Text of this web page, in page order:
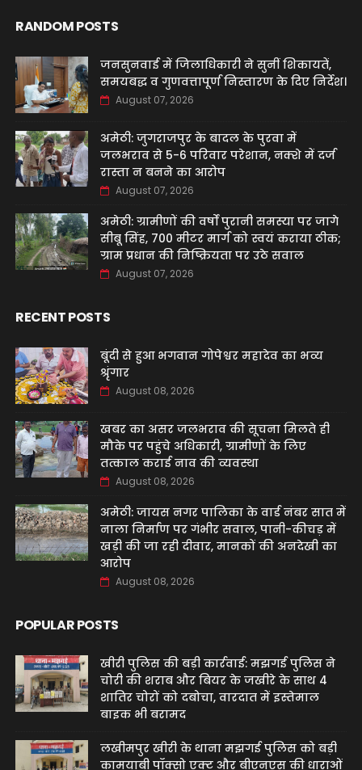
RANDOM POSTS
जनसुनवाई में जिलाधिकारी ने सुनीं शिकायतें,
समयबद्ध व गुणवत्तापूर्ण निस्तारण के दिए निर्देश।
August 07, 2026
अमेठी: जुगराजपुर के बादल के पुरवा में
जलभराव से 5-6 परिवार परेशान, नक्शे में दर्ज
रास्ता न बनने का आरोप
August 07, 2026
अमेठी: ग्रामीणों की वर्षों पुरानी समस्या पर जागे
सीबू सिंह, 700 मीटर मार्ग को स्वयं कराया ठीक;
ग्राम प्रधान की निष्क्रियता पर उठे सवाल
August 07, 2026
RECENT POSTS
बूंदी से हुआ भगवान गोपेश्वर महादेव का भव्य
श्रृंगार
August 08, 2026
खबर का असर जलभराव की सूचना मिलते ही
मौके पर पहुंचे अधिकारी, ग्रामीणों के लिए
तत्काल कराई नाव की व्यवस्था
August 08, 2026
अमेठी: जायस नगर पालिका के वार्ड नंबर सात में
नाला निर्माण पर गंभीर सवाल, पानी-कीचड़ में
खड़ी की जा रही दीवार, मानकों की अनदेखी का
आरोप
August 08, 2026
POPULAR POSTS
खीरी पुलिस की बड़ी कार्रवाई: मझगई पुलिस ने
चोरी की शराब और बियर के जखीरे के साथ 4
शातिर चोरों को दबोचा, वारदात में इस्तेमाल
बाइक भी बरामद
लखीमपुर खीरी के थाना मझगई पुलिस को बड़ी
कामयाबी पॉक्सो एक्ट और बीएनएस की धाराओं